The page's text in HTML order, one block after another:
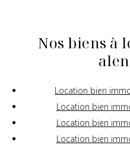
Nos biens à
Location bien
Location bien
Location bien
Location bien